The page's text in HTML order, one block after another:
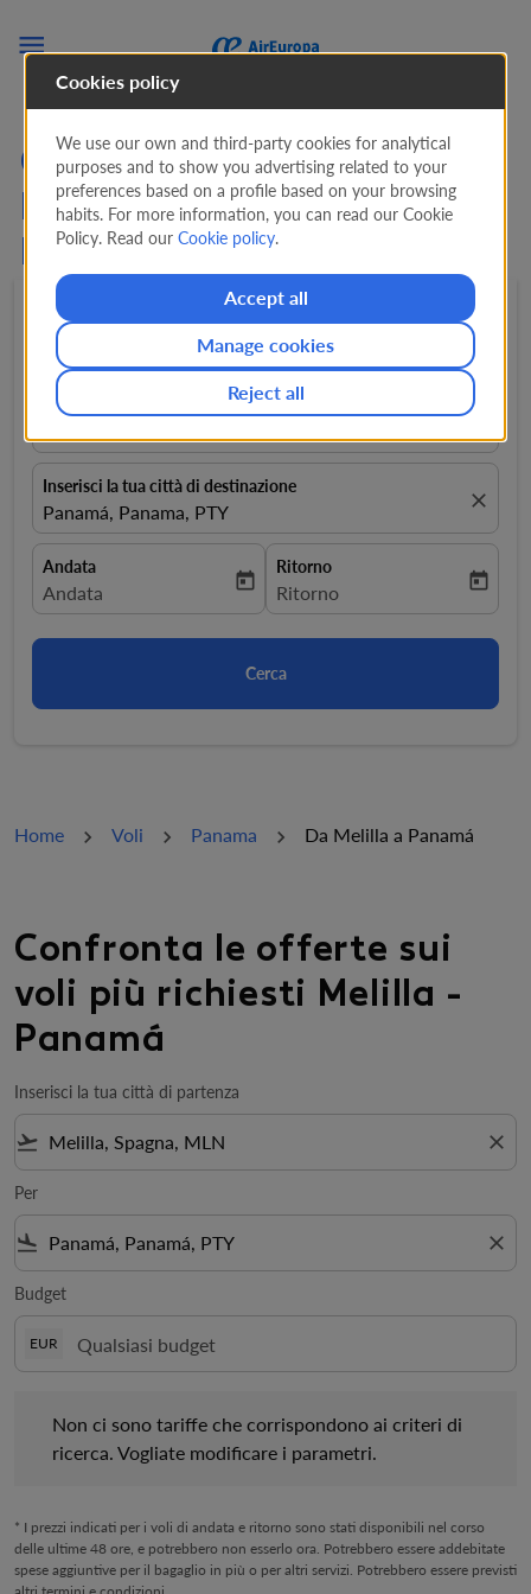

Cerca offerte sui voli da
Melilla a Panamá (MLN -
PTY)
Andata e ritorno expand_more 1 Passeggeri
Inserisci la tua città di partenza
Inserisci la tua città di destinazione
Panamá, Panama, PTY close
Andata
fc-booking-departure-date-aria-label
Andata today
Ritorno
fc-booking-return-date-aria-
Ritorno today
Cerca
Home Voli Panama Da Melilla a Panamá
Confronta le offerte sui
voli più richiesti Melilla -
Panamá
Inserisci la tua città di partenza
flight_takeoff close
Per
flight_land close
Budget
EUR
Non ci sono tariffe che corrispondono ai criteri di
ricerca. Vogliate modificare i parametri.
* I prezzi indicati per i voli di andata e ritorno sono stati disponibili nel corso
delle ultime 48 ore, e potrebbero non esserlo ora. Potrebbero essere addebitate
spese aggiuntive per il bagaglio in più o per altri servizi. Potrebbero essere previsti
Cookies policy
We use our own and third-party cookies for analytical
purposes and to show you advertising related to your
preferences based on a profile based on your browsing
habits. For more information, you can read our Cookie
Policy. Read ourCookie policy.
Accept all
Reject all
Manage cookies